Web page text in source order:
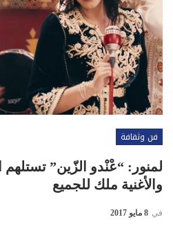
فن وثقافة
لمنور: “عْنْدو الزّين” تستلهم
والأغنية ملك للجميع
في 8 مايو 2017